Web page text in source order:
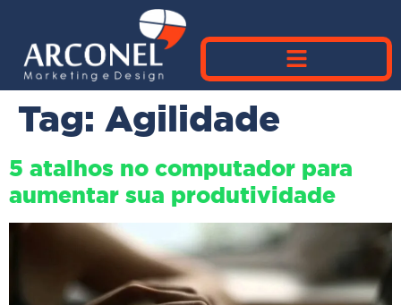
Tag: Agilidade
5 atalhos no computador para
aumentar sua produtividade